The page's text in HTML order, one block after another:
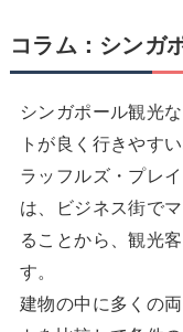
コラム：シンガ
シンガポール観光
トが良く行きやす
ラッフルズ・プレ
は、ビジネス街で
ることから、観光
す。
建物の中に多くの